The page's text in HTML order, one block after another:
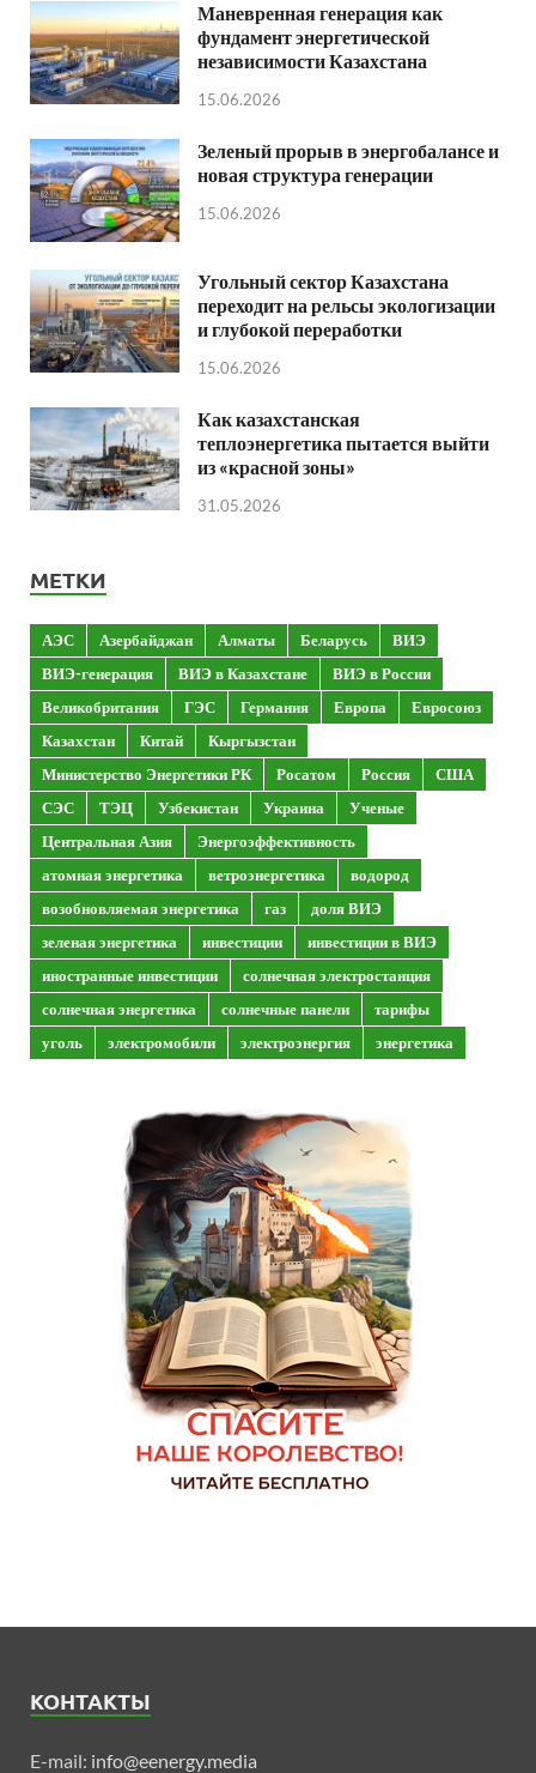
Маневренная генерация как
фундамент энергетической
независимости Казахстана
15.06.2026
Зеленый прорыв в энергобалансе и
новая структура генерации
15.06.2026
Угольный сектор Казахстана
переходит на рельсы экологизации
и глубокой переработки
15.06.2026
Как казахстанская
теплоэнергетика пытается выйти
из «красной зоны»
31.05.2026
МЕТКИ
АЭС Азербайджан Алматы Беларусь
ВИЭ
ВИЭ-генерация
ВИЭ в Казахстане
ВИЭ в России
Великобритания
ГЭС Германия Европа
Евросоюз
Казахстан
Китай
Кыргызстан
Министерство Энергетики РК
Росатом Россия
США
СЭС
ТЭЦ Узбекистан Украина
Ученые
Центральная Азия
Энергоэффективность
атомная энергетика
ветроэнергетика
водород
возобновляемая энергетика
газ
доля ВИЭ
зеленая энергетика
инвестиции
инвестиции в ВИЭ
иностранные инвестиции
солнечная электростанция
солнечная энергетика
солнечные панели
тарифы
уголь
электромобили электроэнергия энергетика
КОНТАКТЫ
E-mail: info@eenergy.media